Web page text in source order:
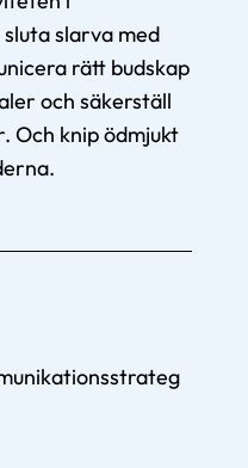
slarva med
rätt budskap
och säkerställ
Och knip ödmjukt